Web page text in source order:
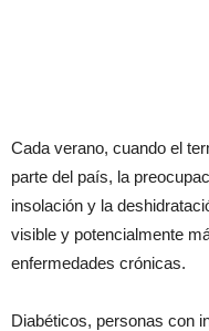
Cada verano, cuando el
parte del país, la
insolación y la
visible y potencialmente
enfermedades crónicas.
Diabéticos, personas con